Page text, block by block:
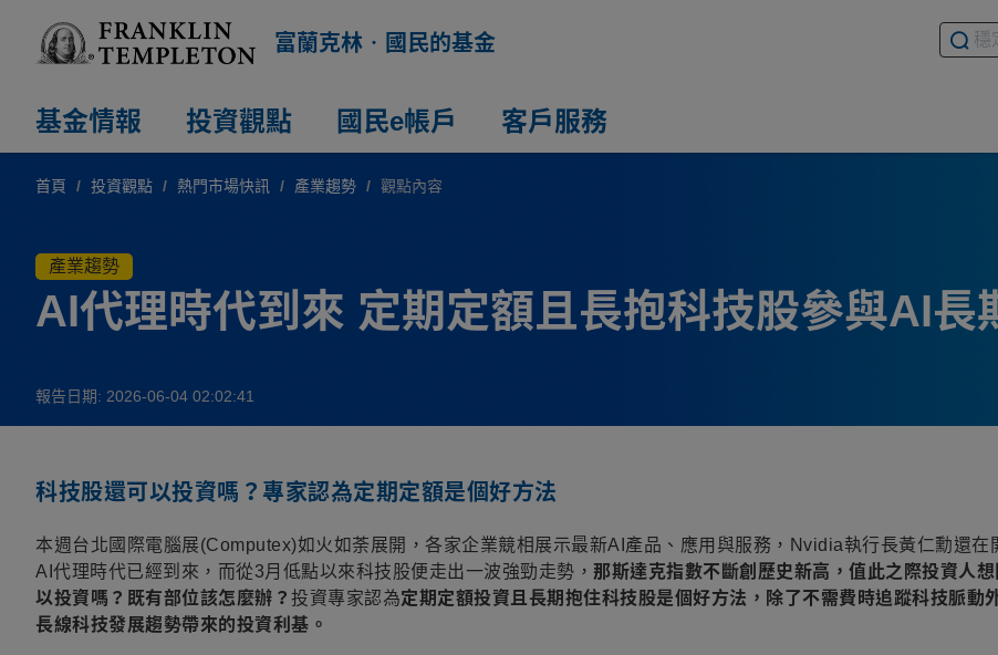
富蘭克林‧國民的基金
搜尋基
請輸入
基金情報 投資觀點 國民e帳戶 客戶服務
首頁 / 投資觀點 / 熱門市場快訊 / 產業趨勢 / 觀點內容
產業趨勢
AI代理時代到來 定期定額且長抱科技股參與AI長
報告日期: 2026-06-04 02:02:41
科技股還可以投資嗎？專家認為定期定額是個好方法
本週台北國際電腦展(Computex)如火如荼展開，各家企業競相展示最新AI產品、應用與服務，Nvidia執行長黃仁勳還在
AI代理時代已經到來，而從3月低點以來科技股便走出一波強勁走勢， 那斯達克指數不斷創歷史新高，值此之際投資人
以投資嗎？既有部位該怎麼辦？ 投資專家認為定期定額投資且長期抱住科技股是個好方法，除了不需費時追蹤科技脈動
長線科技發展趨勢帶來的投資利基。